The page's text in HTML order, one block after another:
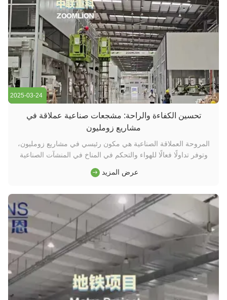
2025-03-24
تحسين الكفاءة والراحة: مشجعات صناعية عملاقة في
مشاريع زومليون
المروحة العملاقة الصناعية هي مكون رئيسي في مشاريع زومليون،
وتوفر تداولًا فعالًا للهواء والتحكم في المناخ في المنشآت الصناعية
من خلال تقليل الحرارة، تحسين التهوية، وتقليل تراكم الغبار.
عرض المزيد